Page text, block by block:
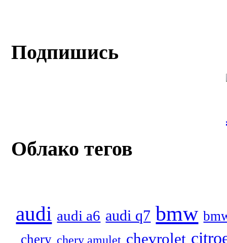
Подпишись
Облако тегов
audi audi a6 audi q7 bmw
chery chery amulet chevrolet